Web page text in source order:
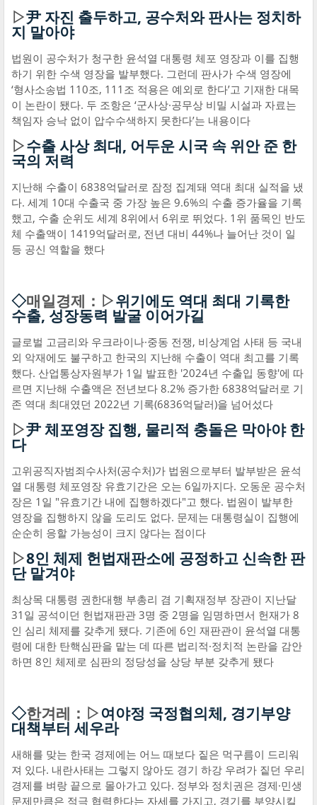
▷尹 자진 출두하고, 공수처와 판사는 정치하
지 말아야
법원이 공수처가 청구한 윤석열 대통령 체포 영장과 이를 집행
하기 위한 수색 영장을 발부했다. 그런데 판사가 수색 영장에
‘형사소송법 110조, 111조 적용은 예외로 한다’고 기재한 대목
이 논란이 됐다. 두 조항은 ‘군사상·공무상 비밀 시설과 자료는
책임자 승낙 없이 압수수색하지 못한다’는 내용이다
▷수출 사상 최대, 어두운 시국 속 위안 준 한
국의 저력
지난해 수출이 6838억달러로 잠정 집계돼 역대 최대 실적을 냈
다. 세계 10대 수출국 중 가장 높은 9.6%의 수출 증가율을 기록
했고, 수출 순위도 세계 8위에서 6위로 뛰었다. 1위 품목인 반도
체 수출액이 1419억달러로, 전년 대비 44%나 늘어난 것이 일
등 공신 역할을 했다
◇매일경제：▷위기에도 역대 최대 기록한
수출, 성장동력 발굴 이어가길
글로벌 고금리와 우크라이나·중동 전쟁, 비상계엄 사태 등 국내
외 악재에도 불구하고 한국의 지난해 수출이 역대 최고를 기록
했다. 산업통상자원부가 1일 발표한 '2024년 수출입 동향'에 따
르면 지난해 수출액은 전년보다 8.2% 증가한 6838억달러로 기
존 역대 최대였던 2022년 기록(6836억달러)을 넘어섰다
▷尹 체포영장 집행, 물리적 충돌은 막아야 한
다
고위공직자범죄수사처(공수처)가 법원으로부터 발부받은 윤석
열 대통령 체포영장 유효기간은 오는 6일까지다. 오동운 공수처
장은 1일 "유효기간 내에 집행하겠다"고 했다. 법원이 발부한
영장을 집행하지 않을 도리도 없다. 문제는 대통령실이 집행에
순순히 응할 가능성이 크지 않다는 점이다
▷8인 체제 헌법재판소에 공정하고 신속한 판
단 맡겨야
최상목 대통령 권한대행 부총리 겸 기획재정부 장관이 지난달
31일 공석이던 헌법재판관 3명 중 2명을 임명하면서 헌재가 8
인 심리 체제를 갖추게 됐다. 기존에 6인 재판관이 윤석열 대통
령에 대한 탄핵심판을 맡는 데 따른 법리적·정치적 논란을 감안
하면 8인 체제로 심판의 정당성을 상당 부분 갖추게 됐다
◇한겨레：▷여야정 국정협의체, 경기부양
대책부터 세우라
새해를 맞는 한국 경제에는 어느 때보다 짙은 먹구름이 드리워
져 있다. 내란사태는 그렇지 않아도 경기 하강 우려가 짙던 우리
경제를 벼랑 끝으로 몰아가고 있다. 정부와 정치권은 경제·민생
문제만큼은 적극 협력한다는 자세를 가지고, 경기를 부양시킬